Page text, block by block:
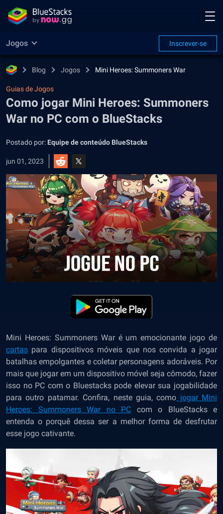
Jogos Inscrever-se
Blog Jogos Mini Heroes: Summoners War
Guias de Jogos
Como jogar Mini Heroes: Summoners
War no PC com o BlueStacks
Postado por: Equipe de conteúdo BlueStacks
jun 01, 2023
Mini Heroes: Summoners War é um emocionante jogo de
cartas para dispositivos móveis que nos convida a jogar
batalhas empolgantes e coletar personagens adoráveis. Por
mais que jogar em um dispositivo móvel seja cômodo, fazer
isso no PC com o Bluestacks pode elevar sua jogabilidade
para outro patamar. Confira, neste guia, como jogar Mini
Heroes: Summoners War no PC
com o BlueStacks e
entenda o porquê dessa ser a melhor forma de desfrutar
esse jogo cativante.